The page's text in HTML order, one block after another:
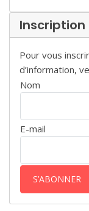
Inscription
Pour vous
d’information,
Nom
E-mail